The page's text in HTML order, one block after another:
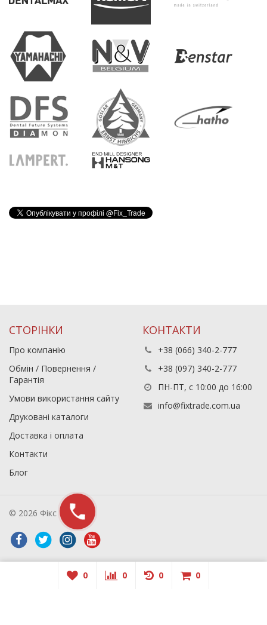
СТОРІНКИ
Про компанію
Обмін / Повернення /
Гарантія
Умови використання сайту
Друковані каталоги
Доставка і оплата
Контакти
Блог
КОНТАКТИ
+38 (066) 340-2-777
+38 (097) 340-2-777
ПН-ПТ, с 10:00 до 16:00
info@fixtrade.com.ua
© 2026 Фікс Трейд
0 0 0 0